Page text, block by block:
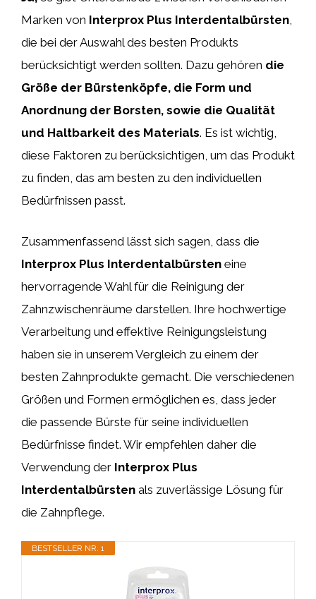
Marken von Interprox Plus Interdentalbürsten,
die bei der Auswahl des besten Produkts
berücksichtigt werden sollten. Dazu gehören die
Größe der Bürstenköpfe, die Form und
Anordnung der Borsten, sowie die Qualität
und Haltbarkeit des Materials. Es ist wichtig,
diese Faktoren zu berücksichtigen, um das Produkt
zu finden, das am besten zu den individuellen
Bedürfnissen passt.
Zusammenfassend lässt sich sagen, dass die
Interprox Plus Interdentalbürsten eine
hervorragende Wahl für die Reinigung der
Zahnzwischenräume darstellen. Ihre hochwertige
Verarbeitung und effektive Reinigungsleistung
haben sie in unserem Vergleich zu einem der
besten Zahnprodukte gemacht. Die verschiedenen
Größen und Formen ermöglichen es, dass jeder
die passende Bürste für seine individuellen
Bedürfnisse findet. Wir empfehlen daher die
Verwendung der Interprox Plus
Interdentalbürsten als zuverlässige Lösung für
die Zahnpflege.
BESTSELLER NR. 1